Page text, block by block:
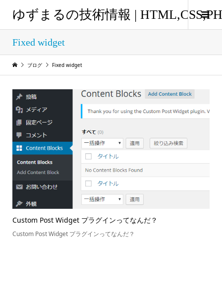
ゆずまるの技術情報 |
Fixed widget
ブログ Fixed widget
Custom Post Widget プラグインってなんだ？
Custom Post Widget プラグインってなんだ？